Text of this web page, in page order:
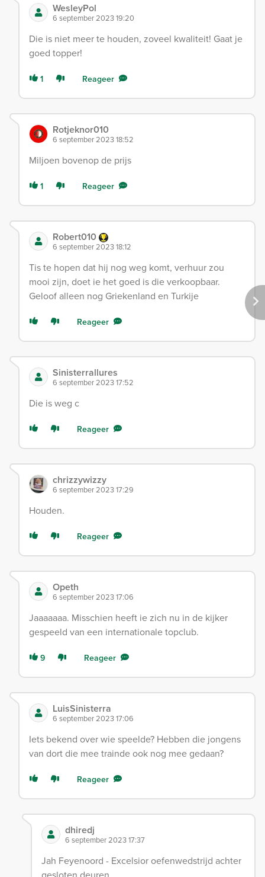
WesleyPol
6 september 2023 19:20
Die is niet meer te houden, zoveel kwaliteit! Gaat je
goed topper!
1 Reageer
Rotjeknor010
6 september 2023 18:52
Miljoen bovenop de prijs
1 Reageer
Robert010
6 september 2023 18:12
Tis te hopen dat hij nog weg komt, verhuur zou
mooi zijn, doet ie het goed is die verkoopbaar.
Geloof alleen nog Griekenland en Turkije
Reageer
Sinisterrallures
6 september 2023 17:52
Die is weg c
Reageer
chrizzywizzy
6 september 2023 17:29
Houden.
Reageer
Opeth
6 september 2023 17:06
Jaaaaaaa. Misschien heeft ie zich nu in de kijker
gespeeld van een internationale topclub.
9 Reageer
LuisSinisterra
6 september 2023 17:06
Iets bekend over wie speelde? Hebben die jongens
van dort die mee trainde ook nog mee gedaan?
Reageer
dhiredj
6 september 2023 17:37
Jah Feyenoord - Excelsior oefenwedstrijd achter